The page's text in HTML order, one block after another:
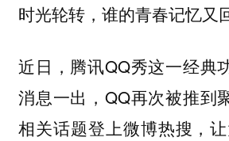
时光轮转，谁的青春记忆又
近日，腾讯QQ秀这一经典
消息一出，QQ再次被推到
相关话题登上微博热搜，